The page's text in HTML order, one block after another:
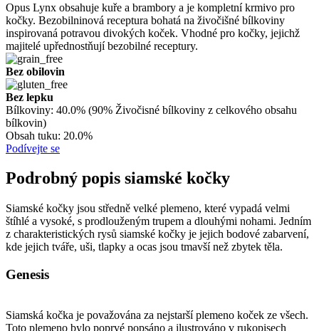
Opus Lynx obsahuje kuře a brambory a je kompletní krmivo pro
kočky. Bezobilninová receptura bohatá na živočišné bílkoviny
inspirovaná potravou divokých koček. Vhodné pro kočky, jejichž
majitelé upřednostňují bezobilné receptury.
Bez obilovin
Bez lepku
Bílkoviny: 40.0% (90% Živočisné bílkoviny z celkového obsahu
bílkovin)
Obsah tuku: 20.0%
Podívejte se
Podrobný popis siamské kočky
Siamské kočky jsou středně velké plemeno, které vypadá velmi
štíhlé a vysoké, s prodlouženým trupem a dlouhými nohami. Jedním
z charakteristických rysů siamské kočky je jejich bodové zabarvení,
kde jejich tváře, uši, tlapky a ocas jsou tmavší než zbytek těla.
Genesis
Siamská kočka je považována za nejstarší plemeno koček ze všech.
Toto plemeno bylo poprvé popsáno a ilustrováno v rukopisech